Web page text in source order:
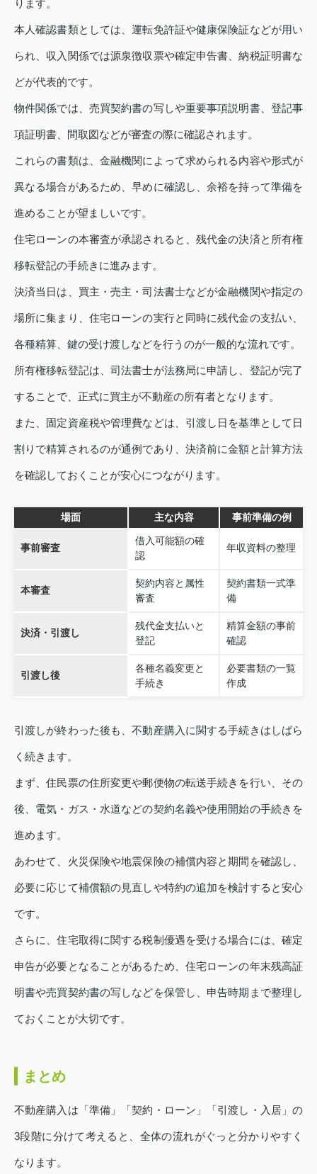
ります。
本人確認書類としては、運転免許証や健康保険証などが用い
られ、収入関係では源泉徴収票や確定申告書、納税証明書な
どが代表的です。
物件関係では、売買契約書の写しや重要事項説明書、登記事
項証明書、間取図などが審査の際に確認されます。
これらの書類は、金融機関によって求められる内容や形式が
異なる場合があるため、早めに確認し、余裕を持って準備を
進めることが望ましいです。
住宅ローンの本審査が承認されると、残代金の決済と所有権
移転登記の手続きに進みます。
決済当日は、買主・売主・司法書士などが金融機関や指定の
場所に集まり、住宅ローンの実行と同時に残代金の支払い、
各種精算、鍵の受け渡しなどを行うのが一般的な流れです。
所有権移転登記は、司法書士が法務局に申請し、登記が完了
することで、正式に買主が不動産の所有者となります。
また、固定資産税や管理費などは、引渡し日を基準として日
割りで精算されるのが通例であり、決済前に金額と計算方法
を確認しておくことが安心につながります。
場面 主な内容 事前準備の例
事前審査
借入可能額の確
認
年収資料の整理
本審査
契約内容と属性
審査
契約書類一式準
備
決済・引渡し
残代金支払いと
登記
精算金額の事前
確認
引渡し後
各種名義変更と
手続き
必要書類の一覧
作成
引渡しが終わった後も、不動産購入に関する手続きはしばら
く続きます。
まず、住民票の住所変更や郵便物の転送手続きを行い、その
後、電気・ガス・水道などの契約名義や使用開始の手続きを
進めます。
あわせて、火災保険や地震保険の補償内容と期間を確認し、
必要に応じて補償額の見直しや特約の追加を検討すると安心
です。
さらに、住宅取得に関する税制優遇を受ける場合には、確定
申告が必要となることがあるため、住宅ローンの年末残高証
明書や売買契約書の写しなどを保管し、申告時期まで整理し
ておくことが大切です。
まとめ
不動産購入は「準備」「契約・ローン」「引渡し・入居」の
3段階に分けて考えると、全体の流れがぐっと分かりやすく
なります。